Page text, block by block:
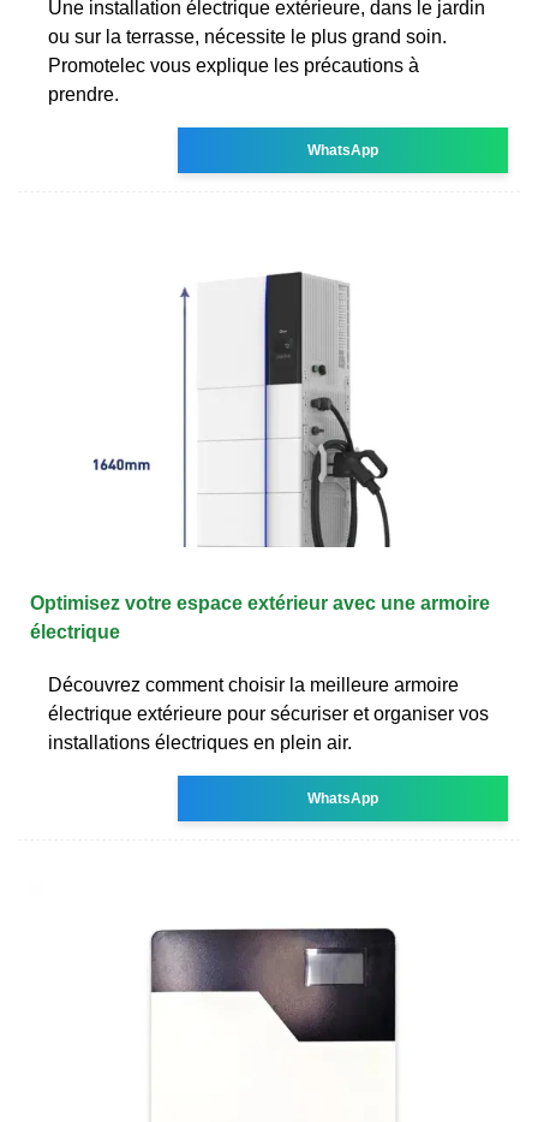
Une installation électrique extérieure, dans le jardin
ou sur la terrasse, nécessite le plus grand soin.
Promotelec vous explique les précautions à
prendre.
WhatsApp
Optimisez votre espace extérieur avec une armoire
électrique
Découvrez comment choisir la meilleure armoire
électrique extérieure pour sécuriser et organiser vos
installations électriques en plein air.
WhatsApp